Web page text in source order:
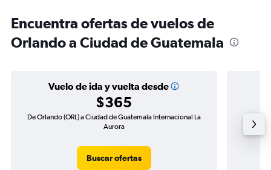
Encuentra ofertas de vuelos de
Orlando a Ciudad de Guatemala
Vuelo de ida y vuelta desde
$365
De Orlando (ORL) a Ciudad de Guatemala Internacional La
Aurora
Buscar ofertas